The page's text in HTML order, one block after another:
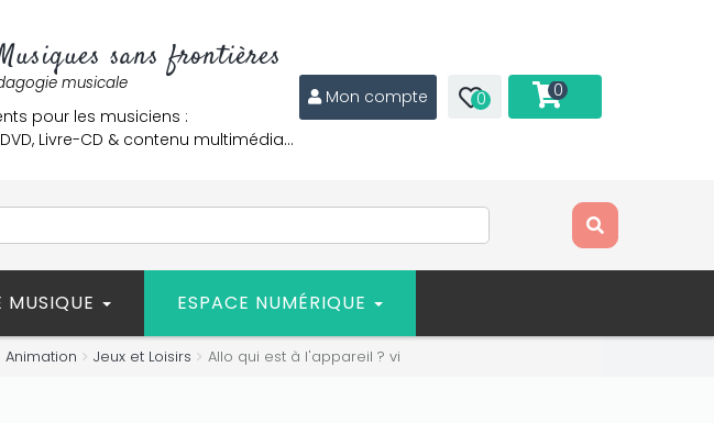
sans frontières
musicale
pour les musiciens :
Livre-CD & contenu multimédia…
Mon compte 0 0
MUSIQUE ESPACE NUMÉRIQUE
Animation Jeux et Loisirs Allo qui est à l'appareil ? vi